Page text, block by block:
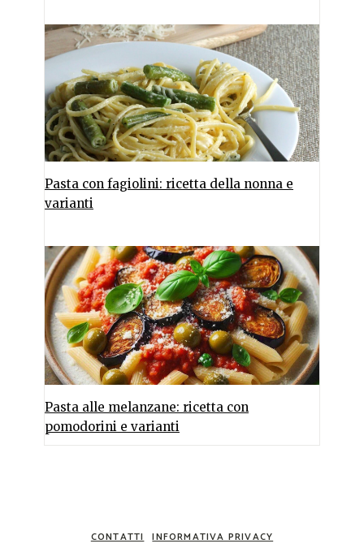
Pasta con fagiolini: ricetta della nonna e
varianti
Pasta alle melanzane: ricetta con
pomodorini e varianti
CONTATTI INFORMATIVA PRIVACY